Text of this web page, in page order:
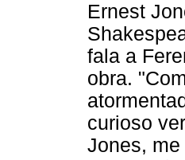
Ernest
fala a
obra.
curioso
Jones,